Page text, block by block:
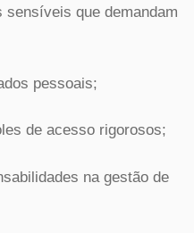
que demandam
pessoais;
de acesso rigorosos;
na gestão de